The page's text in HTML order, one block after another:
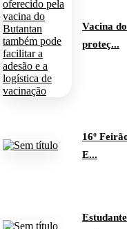
Vacina
proteç...
16º
E...